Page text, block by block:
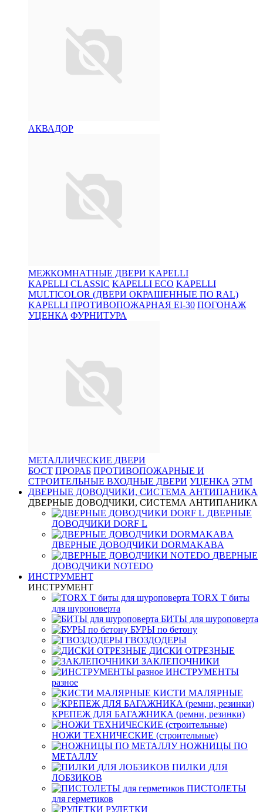
АКВАДОР
МЕЖКОМНАТНЫЕ ДВЕРИ KAPELLI
KAPELLI CLASSIC KAPELLI ECO KAPELLI
MULTICOLOR (ДВЕРИ ОКРАШЕННЫЕ ПО RAL)
KAPELLI ПРОТИВОПОЖАРНАЯ EI-30 ПОГОНАЖ
УЦЕНКА ФУРНИТУРА
МЕТАЛЛИЧЕСКИЕ ДВЕРИ
БОСТ ПРОРАБ ПРОТИВОПОЖАРНЫЕ И
СТРОИТЕЛЬНЫЕ ВХОДНЫЕ ДВЕРИ УЦЕНКА ЭТМ
ДВЕРНЫЕ ДОВОДЧИКИ, СИСТЕМА АНТИПАНИКА
ДВЕРНЫЕ ДОВОДЧИКИ, СИСТЕМА АНТИПАНИКА
ДВЕРНЫЕ
ДОВОДЧИКИ DORF L
ДВЕРНЫЕ ДОВОДЧИКИ DORMAKABA
ДВЕРНЫЕ
ДОВОДЧИКИ NOTEDO
ИНСТРУМЕНТ
ИНСТРУМЕНТ
TORX T биты
для шуроповерта
БИТЫ для шуроповерта
БУРЫ по бетону
ГВОЗДОДЕРЫ
ДИСКИ ОТРЕЗНЫЕ
ЗАКЛЕПОЧНИКИ
ИНСТРУМЕНТЫ
разное
КИСТИ МАЛЯРНЫЕ
КРЕПЕЖ ДЛЯ БАГАЖНИКА (ремни, резинки)
НОЖИ ТЕХНИЧЕСКИЕ (строительные)
НОЖНИЦЫ ПО
МЕТАЛЛУ
ПИЛКИ ДЛЯ
ЛОБЗИКОВ
ПИСТОЛЕТЫ
для герметиков
РУЛЕТКИ